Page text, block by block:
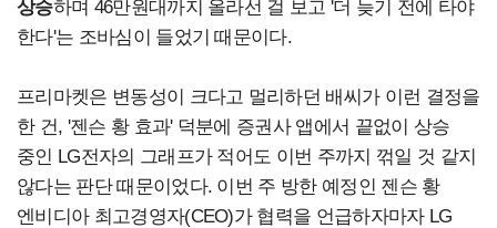
상승하며 46만원대까지 올라선 걸 보고 '더 늦기 전에 타야
한다'는 조바심이 들었기 때문이다.
프리마켓은 변동성이 크다고 멀리하던 배씨가 이런 결정을
한 건, '젠슨 황 효과' 덕분에 증권사 앱에서 끝없이 상승
중인 LG전자의 그래프가 적어도 이번 주까지 꺾일 것 같지
않다는 판단 때문이었다. 이번 주 방한 예정인 젠슨 황
엔비디아 최고경영자(CEO)가 협력을 언급하자마자 LG